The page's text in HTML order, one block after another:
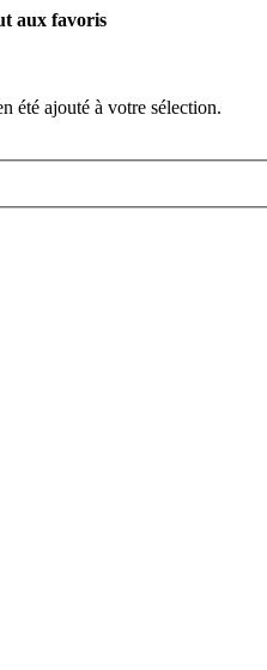
aux favoris
été ajouté à votre sélection.